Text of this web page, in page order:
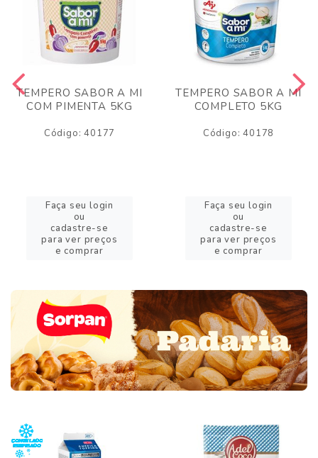
TEMPERO SABOR A MI
COM PIMENTA 5KG
Código: 40177
Faça seu login
ou
cadastre-se
para ver preços
e comprar
TEMPERO SABOR A MI
COMPLETO 5KG
Código: 40178
Faça seu login
ou
cadastre-se
para ver preços
e comprar